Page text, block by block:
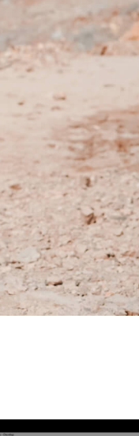
Podaci za obuku AI